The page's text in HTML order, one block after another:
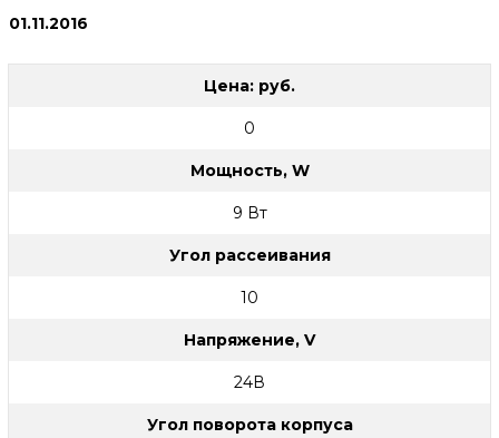
01.11.2016
Цена: руб.
0
Мощность, W
9 Вт
Угол рассеивания
10
Напряжение, V
24В
Угол поворота корпуса